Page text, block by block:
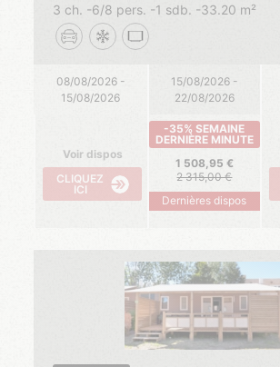
3 ch.
6/8 pers. 1 sdb. 33.20 m²
08/08/2026 -
15/08/2026
15/08/2026 -
22/08/2026
Voir dispos
CLIQUEZ
ICI
-35% SEMAINE
DERNIÈRE MINUTE
1 508,95
2 315,00
Dernières dispos